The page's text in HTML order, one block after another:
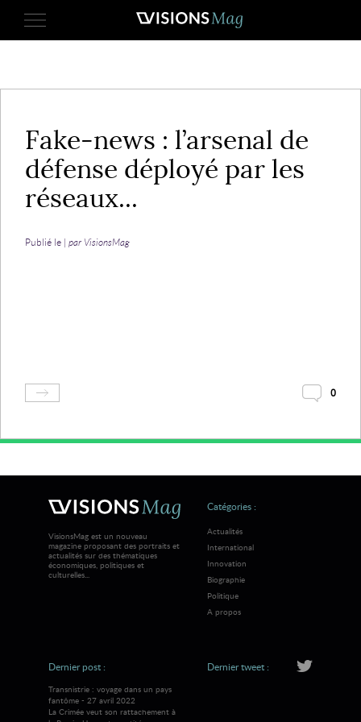
Fake-news : l’arsenal de
défense déployé par les
réseaux...
Publié le | par VisionsMag
0
VisionsMag est un nouveau
magazine proposant des portraits et
actualités sur des thématiques
économiques, politiques et
culturelles...
Catégories :
Actualités
International
Innovation
Biographie
Politique
A propos
Dernier post :
Transnistrie : voyage dans un pays
fantôme - 27 avril 2022
La Crimée veut son rattachement à
Dernier tweet :